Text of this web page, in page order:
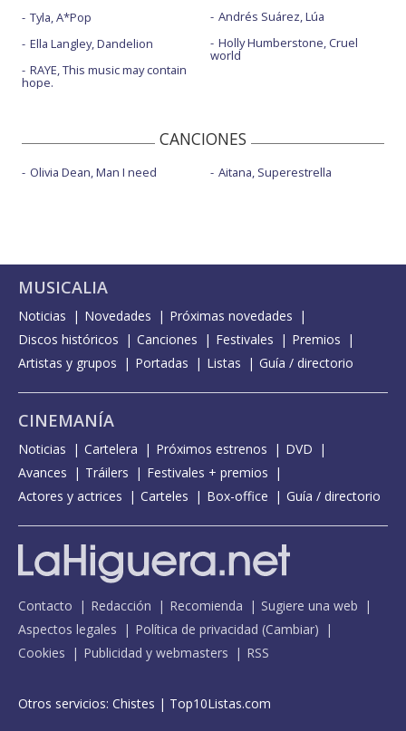
Tyla, A*Pop
Ella Langley, Dandelion
RAYE, This music may contain
hope.
Andrés Suárez, Lúa
Holly Humberstone, Cruel
world
CANCIONES
Olivia Dean, Man I need Aitana, Superestrella
MUSICALIA
Noticias Novedades
Próximas novedades
Discos históricos
Canciones Festivales
Premios
Artistas y grupos
Portadas Listas Guía / directorio
CINEMANÍA
Noticias Cartelera Próximos estrenos
DVD
Avances
Tráilers
Festivales + premios
Actores y actrices
Carteles Box-office Guía / directorio
Contacto Redacción Recomienda
Sugiere una web
Aspectos legales
Política de privacidad (Cambiar)
Cookies
Publicidad y webmasters RSS
Otros servicios: Chistes | Top10Listas.com